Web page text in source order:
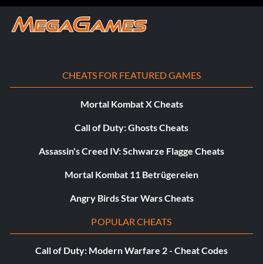
CHEATS FOR FEATURED GAMES
Mortal Kombat X Cheats
Call of Duty: Ghosts Cheats
Assassin's Creed IV: Schwarze Flagge Cheats
Mortal Kombat 11 Betrügereien
Angry Birds Star Wars Cheats
POPULAR CHEATS
Call of Duty: Modern Warfare 2 - Cheat Codes